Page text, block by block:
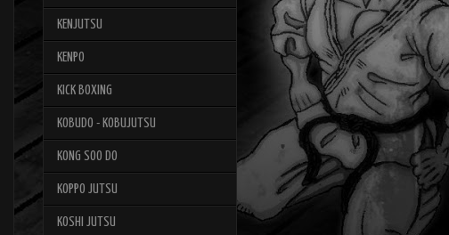
KENJUTSU
KENPO
KICK BOXING
KOBUDO - KOBUJUTSU
KONG SOO DO
KOPPO JUTSU
KOSHI JUTSU